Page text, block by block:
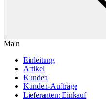
Main
Einleitung
Artikel
Kunden
Kunden-Aufträge
Lieferanten: Einkauf